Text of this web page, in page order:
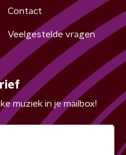
Contact
Veelgestelde vragen
muziek in je mailbox!